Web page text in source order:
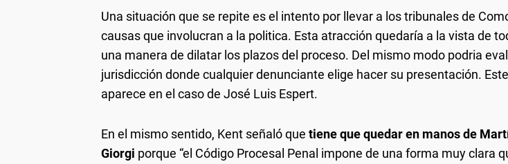
Una situación que se repite es el intento por llevar a los tribunales de
causas que involucran a la politica. Esta atracción quedaría a la vista de
una manera de dilatar los plazos del proceso. Del mismo modo podria
jurisdicción donde cualquier denunciante elige hacer su presentación.
aparece en el caso de José Luis Espert.
En el mismo sentido, Kent señaló que tiene que quedar en manos de
Giorgi porque “el Código Procesal Penal impone de una forma muy clara